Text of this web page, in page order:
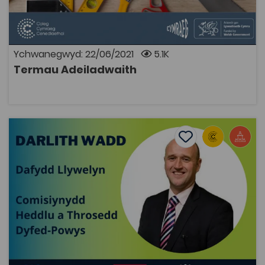
Ychwanegwyd: 22/06/2021 5.1K
Termau Adeiladwaith
adeiladwaith. Mae'r termau yn berthnasol i fyfyrwyr
sy'n astudio ar gyrsiau lefel 1, 2 a 3 Mae geirfa
allweddol ar gyfer y pynciau canlynol ar gael isod:
Gosod Brics Gwaith Saer Peintio ac Addurno Plastro
Datblygwyd y cynnwys gwreiddiol gan Sgiliaith.
Darlith Wadd: Dafydd Llywelyn, Comisiynydd Heddlu a
Add to favourites
Dyddiad cyhoeddi: 2021 Add to favourites
Darlith Wadd: Dafydd Llywelyn, Comisiynydd
Heddlu a Throsedd Dyfed-Powys
Cymraeg Yn Unig
Tagiau
Gwasanaethau Cyhoeddus
Cyfraith
Adnodd Coleg Cymraeg
Yn y ddarlith wadd hon, mae Dafydd Llywelyn yn trafod